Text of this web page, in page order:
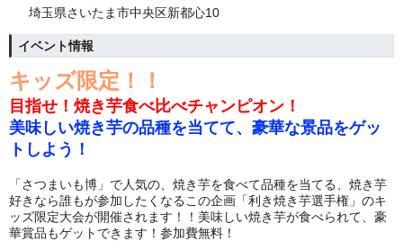
埼玉県さいたま市中央区新都心10
イベント情報
キッズ限定！！
目指せ！焼き芋食べ比べチャンピオン！
美味しい焼き芋の品種を当てて、豪華な景品をゲッ
トしよう！
「さつまいも博」で人気の、焼き芋を食べて品種を当てる、焼き芋
好きなら誰もが参加したくなるこの企画「利き焼き芋選手権」のキ
ッズ限定大会が開催されます！！美味しい焼き芋が食べられて、豪
華賞品もゲットできます！参加費無料！